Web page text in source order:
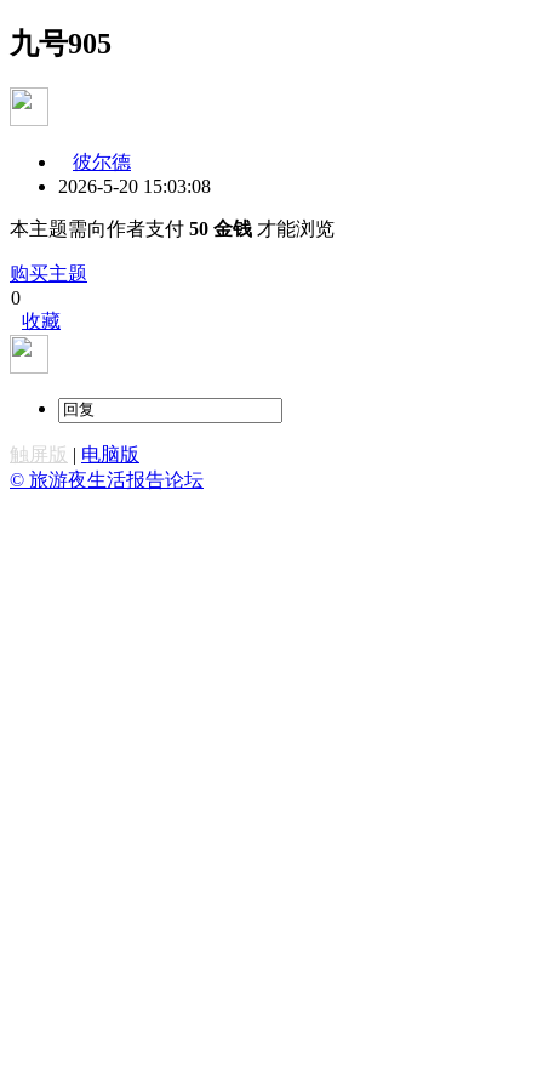
九号905
彼尔德
2026-5-20 15:03:08
本主题需向作者支付 50 金钱 才能浏览
购买主题
0
收藏
触屏版 | 电脑版
© 旅游夜生活报告论坛